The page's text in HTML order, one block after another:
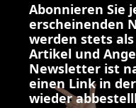
Abonnieren Sie
erscheinenden
werden stets
Artikel und
Newsletter ist
einen Link in
wieder